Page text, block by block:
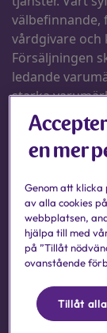
en mer
Genom att klicka
av alla cookies
webbplatsen,
hjälpa till med
på ”Tillåt
ovanstående
Tillåt